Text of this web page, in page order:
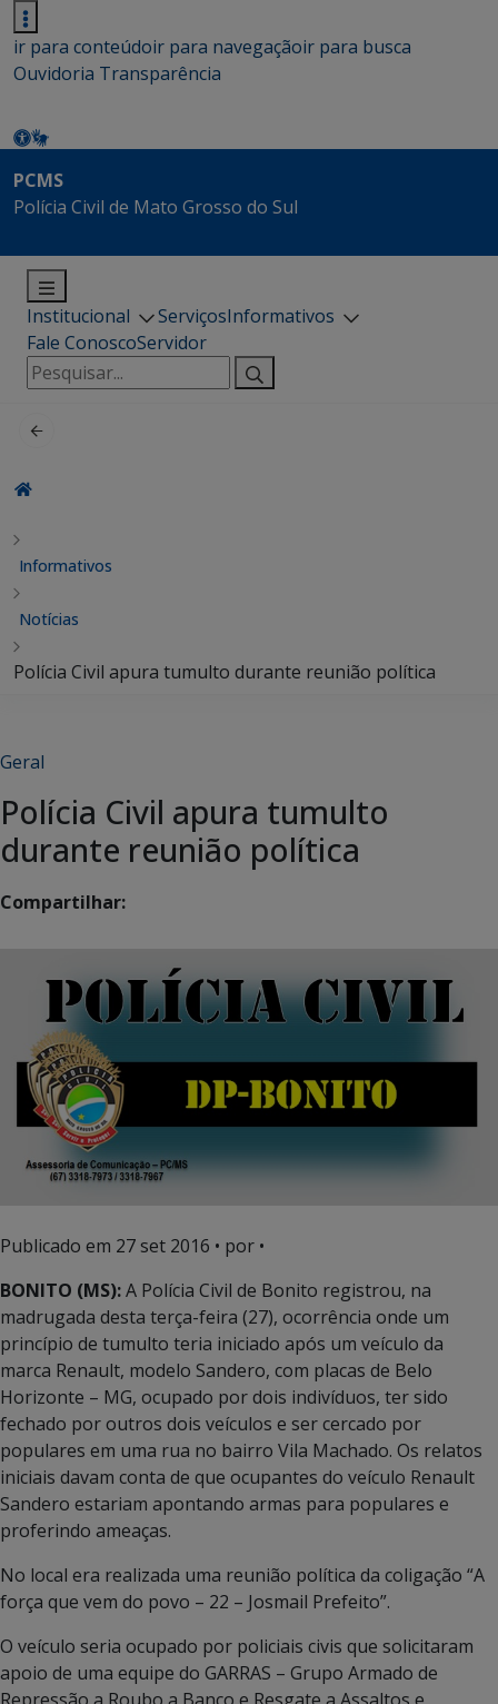
ir para conteúdoir para navegaçãoir para busca
Ouvidoria Transparência
PCMS
Polícia Civil de Mato Grosso do Sul
Institucional ServiçosInformativos
Fale ConoscoServidor
Pesquisar
por:
Informativos
Notícias
Polícia Civil apura tumulto durante reunião política
Geral
Polícia Civil apura tumulto
durante reunião política
Compartilhar:
Publicado em 27 set 2016 • por •
BONITO (MS):A Polícia Civil de Bonito registrou, na
madrugada desta terça-feira (27), ocorrência onde um
princípio de tumulto teria iniciado após um veículo da
marca Renault, modelo Sandero, com placas de Belo
Horizonte – MG, ocupado por dois indivíduos, ter sido
fechado por outros dois veículos e ser cercado por
populares em uma rua no bairro Vila Machado. Os relatos
iniciais davam conta de que ocupantes do veículo Renault
Sandero estariam apontando armas para populares e
proferindo ameaças.
No local era realizada uma reunião política da coligação “A
força que vem do povo – 22 – Josmail Prefeito”.
O veículo seria ocupado por policiais civis que solicitaram
apoio de uma equipe do GARRAS – Grupo Armado de